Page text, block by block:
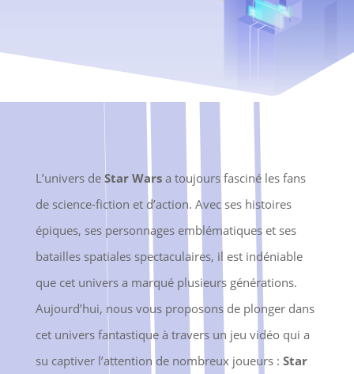
L’univers de Star Warsa toujours fasciné les fans
de science-fiction et d’action. Avec ses histoires
épiques, ses personnages emblématiques et ses
batailles spatiales spectaculaires, il est indéniable
que cet univers a marqué plusieurs générations.
Aujourd’hui, nous vous proposons de plonger dans
cet univers fantastique à travers un jeu vidéo qui a
su captiver l’attention de nombreux joueurs : Star